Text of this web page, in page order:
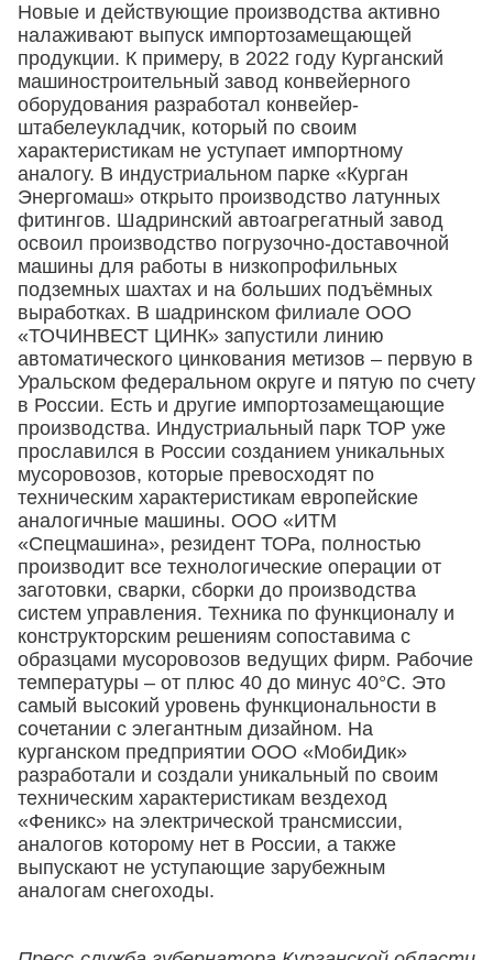
Новые и действующие производства активно
налаживают выпуск импортозамещающей
продукции. К примеру, в 2022 году Курганский
машиностроительный завод конвейерного
оборудования разработал конвейер-
штабелеукладчик, который по своим
характеристикам не уступает импортному
аналогу. В индустриальном парке «Курган
Энергомаш» открыто производство латунных
фитингов. Шадринский автоагрегатный завод
освоил производство погрузочно-доставочной
машины для работы в низкопрофильных
подземных шахтах и на больших подъёмных
выработках. В шадринском филиале ООО
«ТОЧИНВЕСТ ЦИНК» запустили линию
автоматического цинкования метизов – первую в
Уральском федеральном округе и пятую по счету
в России. Есть и другие импортозамещающие
производства. Индустриальный парк ТОР уже
прославился в России созданием уникальных
мусоровозов, которые превосходят по
техническим характеристикам европейские
аналогичные машины. ООО «ИТМ
«Спецмашина», резидент ТОРа, полностью
производит все технологические операции от
заготовки, сварки, сборки до производства
систем управления. Техника по функционалу и
конструкторским решениям сопоставима с
образцами мусоровозов ведущих фирм. Рабочие
температуры – от плюс 40 до минус 40°С. Это
самый высокий уровень функциональности в
сочетании с элегантным дизайном. На
курганском предприятии ООО «МобиДик»
разработали и создали уникальный по своим
техническим характеристикам вездеход
«Феникс» на электрической трансмиссии,
аналогов которому нет в России, а также
выпускают не уступающие зарубежным
аналогам снегоходы.